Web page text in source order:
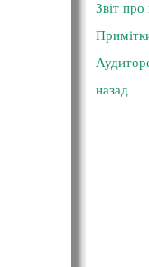
Звіт про
назад